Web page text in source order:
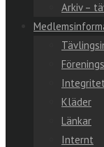
Arkiv –
Kläder
Länkar
Internt